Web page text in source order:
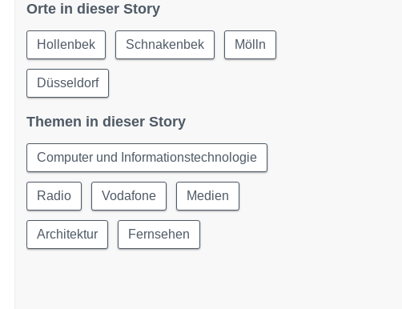
Orte in dieser Story
Hollenbek Schnakenbek Mölln
Düsseldorf
Themen in dieser Story
Computer und Informationstechnologie
Radio Vodafone Medien
Architektur Fernsehen